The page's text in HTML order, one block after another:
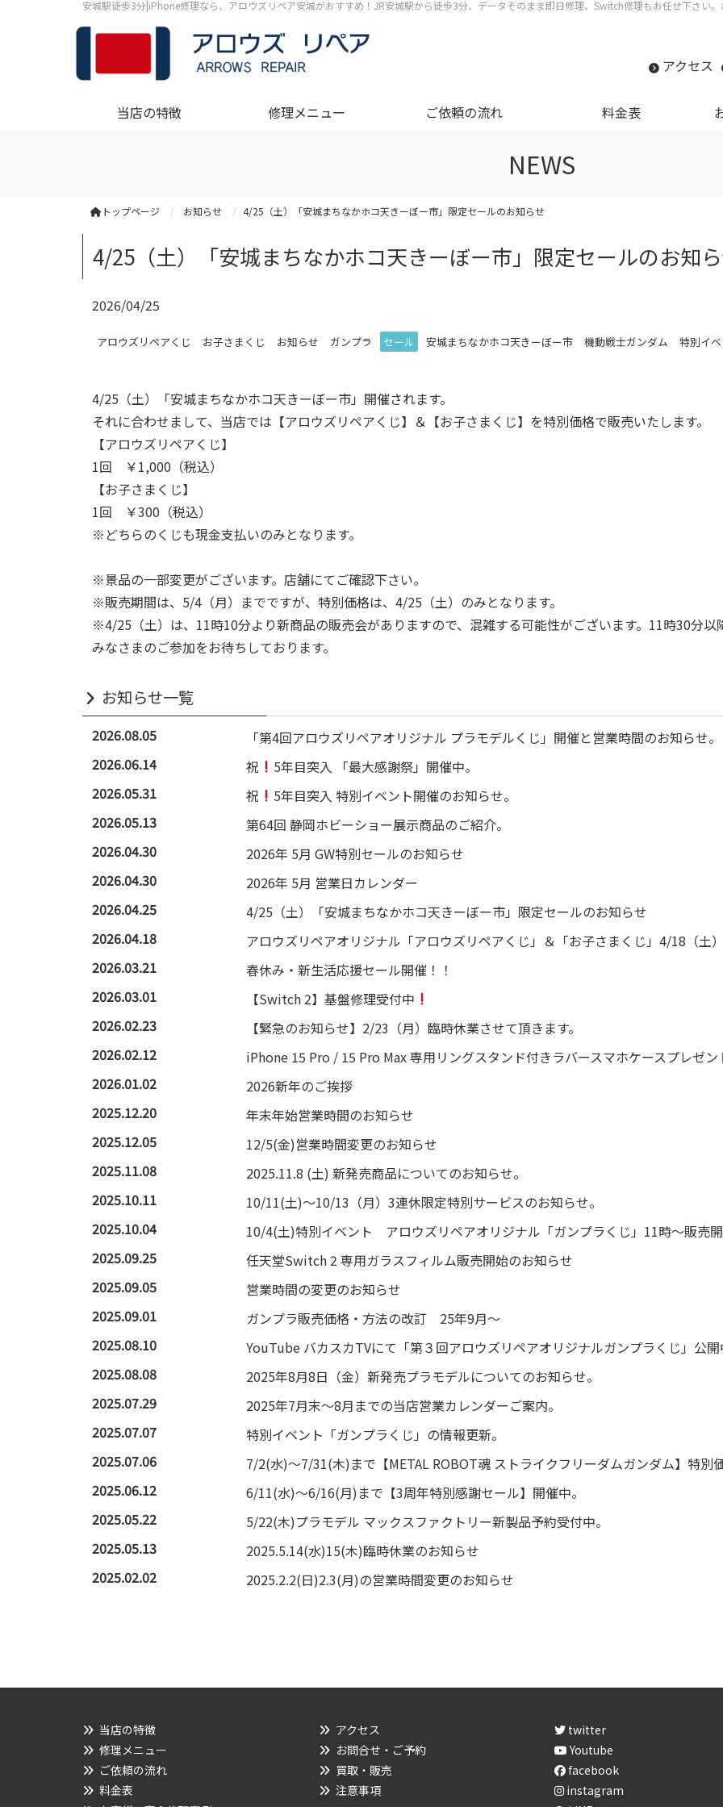
安城駅徒歩3分|iPhone修理なら、アロウズリペア安城がおすすめ！JR安城駅から徒歩3分、データそのまま即日修理、Switch修理もお任せ下さい。
アクセス
当店の特徴 修理メニュー ご依頼の流れ 料金表
NEWS
トップページ お知らせ 4/25（土）「安城まちなかホコ天きーぼー市」限定セールのお知らせ
4/25（土）「安城まちなかホコ天きーぼー市」限定セールのお知
2026/04/25
アロウズリペアくじ お子さまくじ お知らせ ガンプラ セール 安城まちなかホコ天きーぼー市 機動戦士ガンダム 特別イ
4/25（土）「安城まちなかホコ天きーぼー市」開催されます。
それに合わせまして、当店では【アロウズリペアくじ】＆【お子さまくじ】を特別価格で販売いたします。
【アロウズリペアくじ】
1回 ￥1,000（税込）
【お子さまくじ】
1回 ￥300（税込）
※どちらのくじも現金支払いのみとなります。
※景品の一部変更がございます。店舗にてご確認下さい。
※販売期間は、5/4（月）までですが、特別価格は、4/25（土）のみとなります。
※4/25（土）は、11時10分より新商品の販売会がありますので、混雑する可能性がございます。11時30分以
みなさまのご参加をお待ちしております。
お知らせ一覧
2026.08.05
「第4回アロウズリペアオリジナル プラモデルくじ」開催と営業時間のお知らせ。
2026.06.14
祝
5年目突入 「最大感謝祭」開催中。
2026.05.31
祝
5年目突入 特別イベント開催のお知らせ。
2026.05.13
第64回 静岡ホビーショー展示商品のご紹介。
2026.04.30
2026年 5月 GW特別セールのお知らせ
2026.04.30
2026年 5月 営業日カレンダー
2026.04.25
4/25（土）「安城まちなかホコ天きーぼー市」限定セールのお知らせ
2026.04.18
アロウズリペアオリジナル「アロウズリペアくじ」＆「お子さまくじ」4/18（土
2026.03.21
春休み・新生活応援セール開催！！
2026.03.01
【Switch 2】基盤修理受付中
2026.02.23
【緊急のお知らせ】2/23（月）臨時休業させて頂きます。
2026.02.12
iPhone 15 Pro / 15 Pro Max 専用リングスタンド付きラバースマホケースプレゼン
2026.01.02
2026新年のご挨拶
2025.12.20
年末年始営業時間のお知らせ
2025.12.05
12/5(金)営業時間変更のお知らせ
2025.11.08
2025.11.8 (土) 新発売商品についてのお知らせ。
2025.10.11
10/11(土)～10/13（月）3連休限定特別サービスのお知らせ。
2025.10.04
10/4(土)特別イベント アロウズリペアオリジナル「ガンプラくじ」11時～販売開
2025.09.25
任天堂Switch 2 専用ガラスフィルム販売開始のお知らせ
2025.09.05
営業時間の変更のお知らせ
2025.09.01
ガンプラ販売価格・方法の改訂 25年9月～
2025.08.10
YouTube バカスカTVにて「第３回アロウズリペアオリジナルガンプラくじ」公開
2025.08.08
2025年8月8日（金）新発売プラモデルについてのお知らせ。
2025.07.29
2025年7月末～8月までの当店営業カレンダーご案内。
2025.07.07
特別イベント「ガンプラくじ」の情報更新。
2025.07.06
7/2(水)～7/31(木)まで【METAL ROBOT魂 ストライクフリーダムガンダム】特別
2025.06.12
6/11(水)～6/16(月)まで【3周年特別感謝セール】開催中。
2025.05.22
5/22(木)プラモデル マックスファクトリー新製品予約受付中。
2025.05.13
2025.5.14(水)15(木)臨時休業のお知らせ
2025.02.02
2025.2.2(日)2.3(月)の営業時間変更のお知らせ
当店の特徴
修理メニュー
ご依頼の流れ
料金表
アクセス
お問合せ・ご予約
買取・販売
注意事項
twitter
Youtube
facebook
instagram